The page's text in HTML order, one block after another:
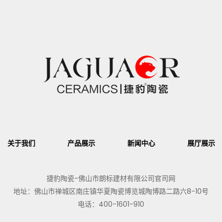
关于我们 产品展示 新闻中心 展厅展示
捷豹陶瓷-佛山市朗标建材有限公司官司网
地址：佛山市禅城区南庄镇华夏陶瓷博览城陶博路二路六8-10号
电话：400-1601-910